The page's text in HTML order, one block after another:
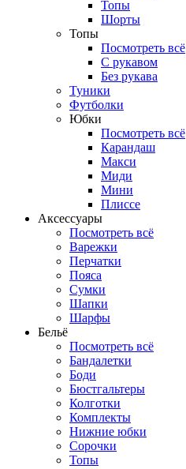
Топы
Шорты
Топы
Посмотреть всё
C рукавом
Без рукава
Туники
Футболки
Юбки
Посмотреть всё
Карандаш
Макси
Миди
Мини
Плиссе
Аксессуары
Посмотреть всё
Варежки
Перчатки
Пояса
Сумки
Шапки
Шарфы
Бельё
Посмотреть всё
Бандалетки
Боди
Бюстгальтеры
Колготки
Комплекты
Нижние юбки
Сорочки
Топы